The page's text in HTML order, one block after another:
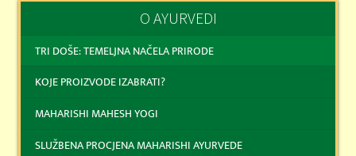
O AYURVEDI
TRI DOŠE: TEMELJNA NAČELA PRIRODE
KOJE PROIZVODE IZABRATI?
MAHARISHI MAHESH YOGI
SLUŽBENA PROCJENA MAHARISHI AYURVEDE